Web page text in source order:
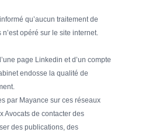
qu’aucun traitement de
opéré sur le site internet.
page Linkedin et d’un compte
endosse la qualité de
par Mayance sur ces réseaux
Avocats de contacter des
des publications, des